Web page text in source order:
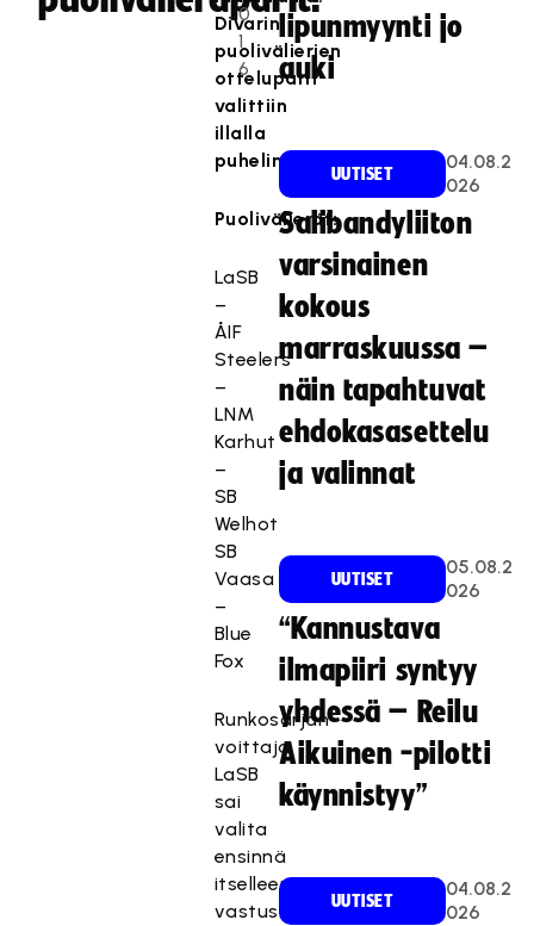
0
1
6
Divarin
puolivälierien
otteluparit
valittiin
illalla
puhelinpalaverissa.
Puolivälierät:
LaSB
–
ÅIF
Steelers
–
LNM
Karhut
–
SB
Welhot
SB
Vaasa
–
Blue
Fox
Runkosarjan
voittaja
LaSB
sai
valita
ensinnä
itselleen
vastustajan
lipunmyynti jo
auki
UUTISET
04.08.2
026
Salibandyliiton
varsinainen
kokous
marraskuussa –
näin tapahtuvat
ehdokasasettelu
ja valinnat
UUTISET
05.08.2
026
“Kannustava
ilmapiiri syntyy
yhdessä – Reilu
Aikuinen -pilotti
käynnistyy”
UUTISET
04.08.2
026